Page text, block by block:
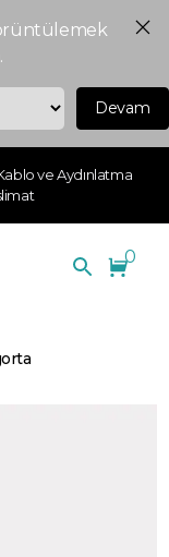
Devam
ve Aydınlatma
0